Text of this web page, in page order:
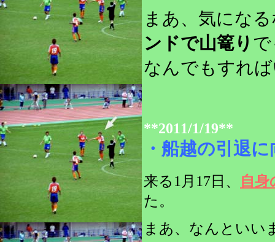
まあ、気にな
ンドで山篭り
なんでもすれ
**2011/1/19**
・船越の引退
来る1月17日、
自身
た。
まあ、なんといい